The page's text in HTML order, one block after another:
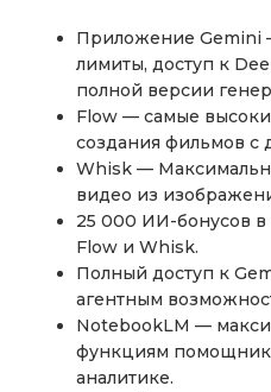
Приложение Gemini
лимиты, доступ к
полной версии
Flow — самые
создания фильмов с
Whisk —
видео из
25 000 ИИ-бонусов в
Flow и Whisk.
Полный доступ к
агентным
NotebookLM —
функциям
аналитике.